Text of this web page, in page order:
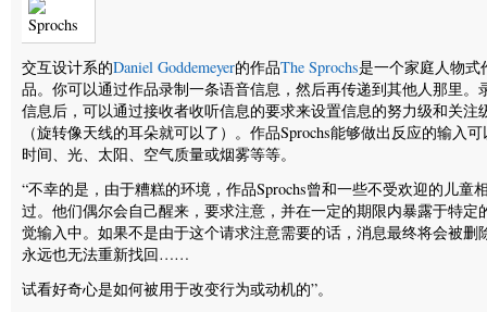
交互设计系的Daniel Goddemeyer的作品The Sprochs是一个家庭人物式
品。你可以通过作品录制一条语音信息，然后再传递到其他人那里。
信息后，可以通过接收者收听信息的要求来设置信息的努力级和关注
（旋转像天线的耳朵就可以了）。作品Sprochs能够做出反应的输入
时间、光、太阳、空气质量或烟雾等等。
“不幸的是，由于糟糕的环境，作品Sprochs曾和一些不受欢迎的儿童
过。他们偶尔会自己醒来，要求注意，并在一定的期限内暴露于特定
觉输入中。如果不是由于这个请求注意需要的话，消息最终将会被删
永远也无法重新找回……
试看好奇心是如何被用于改变行为或动机的”。